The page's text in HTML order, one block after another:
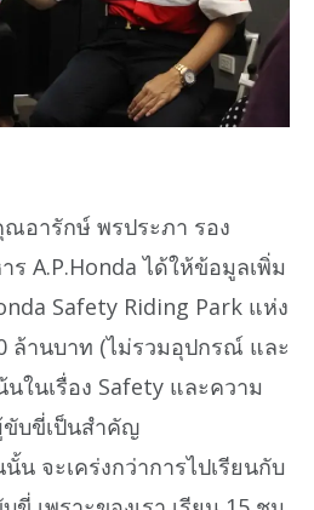
ารักษ์ พรประภา รอง
ร A.P.Honda ได้ให้ข้อมูลเพิ่ม
Safety Riding Park แห่ง
ล้านบาท (ไม่รวมอุปกรณ์ และ
นในเรื่อง Safety และความ
บขี่เป็นสำคัญ
น จะเคร่งกว่าการไปเรียนกับ